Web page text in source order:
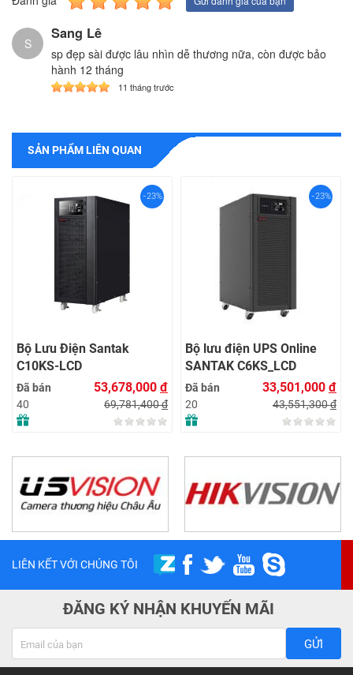
S
Sang Lê
sp đẹp sài được lâu nhìn dễ thương nữa, còn được bảo
hành 12 tháng
11 tháng trước
SẢN PHẨM LIÊN QUAN
-23%
Bộ Lưu Điện Santak
C10KS‑LCD
Đã bán
40
53,678,000 đ
69,781,400đ
-23%
Bộ lưu điện UPS Online
SANTAK C6KS_LCD
Đã bán
20
33,501,000 đ
43,551,300đ
LIÊN KẾT VỚI CHÚNG TÔI
ĐĂNG KÝ NHẬN KHUYẾN MÃI
GỬI